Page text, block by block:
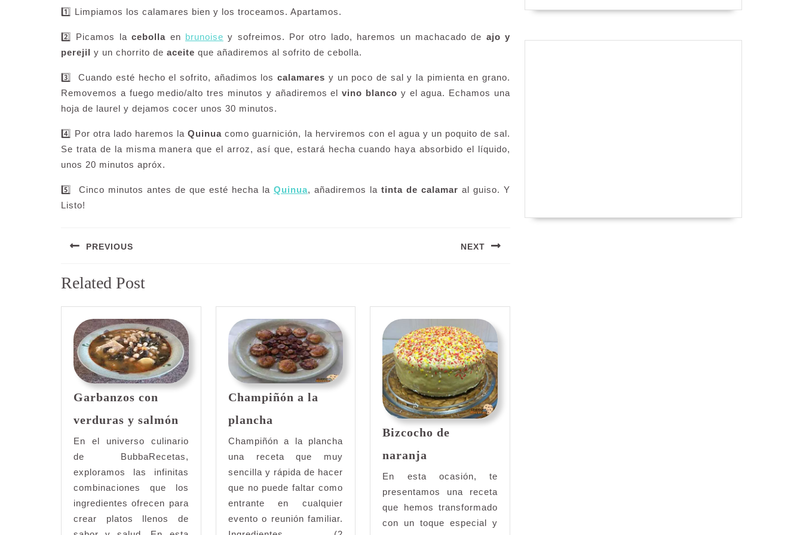
1️⃣ Limpiamos los calamares bien y los troceamos. Apartamos.
2️⃣ Picamos lacebolla en brunoise y sofreimos. Por otro lado, haremos un machacado de ajo y
perejil y un chorrito de aceite que añadiremos al sofrito de cebolla.
3️⃣ Cuando esté hecho el sofrito, añadimos loscalamares y un poco de sal y la pimienta en grano.
Removemos a fuego medio/alto tres minutos y añadiremos elvino blanco y el agua. Echamos una
hoja de laurel y dejamos cocer unos 30 minutos.
4️⃣ Por otra lado haremos laQuinua como guarnición, la herviremos con el agua y un poquito de sal.
Se trata de la misma manera que el arroz, así que, estará hecha cuando haya absorbido el líquido,
unos 20 minutos apróx.
5️⃣ Cinco minutos antes de que esté hecha la Quinua, añadiremos la tinta de calamar al guiso. Y
Listo!
entradas
PREVIOUS
anterior:
NEXT
Related Post
Garbanzos con
verduras y salmón
Garbanzos
verduras
y
salmón
En el universo culinario
de BubbaRecetas,
exploramos las infinitas
combinaciones que los
ingredientes ofrecen para
crear platos llenos de
Champiñón a la
plancha
a
la
plancha
Champiñón a la plancha
una receta que muy
sencilla y rápida de hacer
que no puede faltar como
entrante en cualquier
evento o reunión familiar.
Bizcocho de
naranja
naranja
En esta ocasión, te
presentamos una receta
que hemos transformado
con un toque especial y